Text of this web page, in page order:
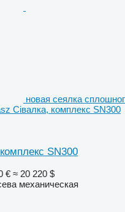
новая сеялка
Сівалка, комплекс SN300
SN300
€ ≈ 20 220 $
механическая